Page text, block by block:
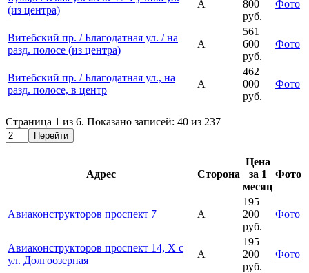
(из центра)
А
800
руб.
Фото
Витебский пр. / Благодатная ул. / на
разд. полосе (из центра)
А
561
600
руб.
Фото
Витебский пр. / Благодатная ул., на
разд. полосе, в центр
А
462
000
руб.
Фото
Страница 1 из 6. Показано записей: 40 из 237
Перейти
Адрес Сторона
Цена
за 1
месяц
Фото
Авиаконструкторов проспект 7 А
195
200
руб.
Фото
Авиаконструкторов проспект 14, Х с
ул. Долгоозерная
А
195
200
руб.
Фото